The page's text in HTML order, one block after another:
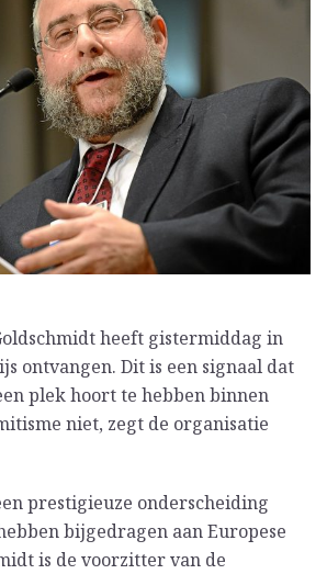
heeft gistermiddag in
ontvangen. Dit is een signaal dat
plek hoort te hebben binnen
niet, zegt de organisatie
prestigieuze onderscheiding
bijgedragen aan Europese
is de voorzitter van de